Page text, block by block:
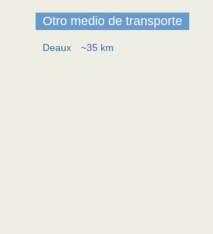
Otro medio de transporte
Deaux ~35 km